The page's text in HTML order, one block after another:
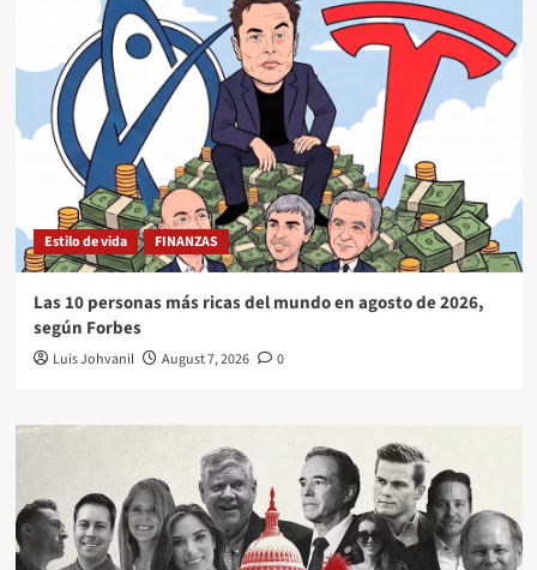
Estilo de vida FINANZAS
Las 10 personas más ricas del mundo en agosto de 2026,
según Forbes
Luis Johvanil August 7, 2026 0